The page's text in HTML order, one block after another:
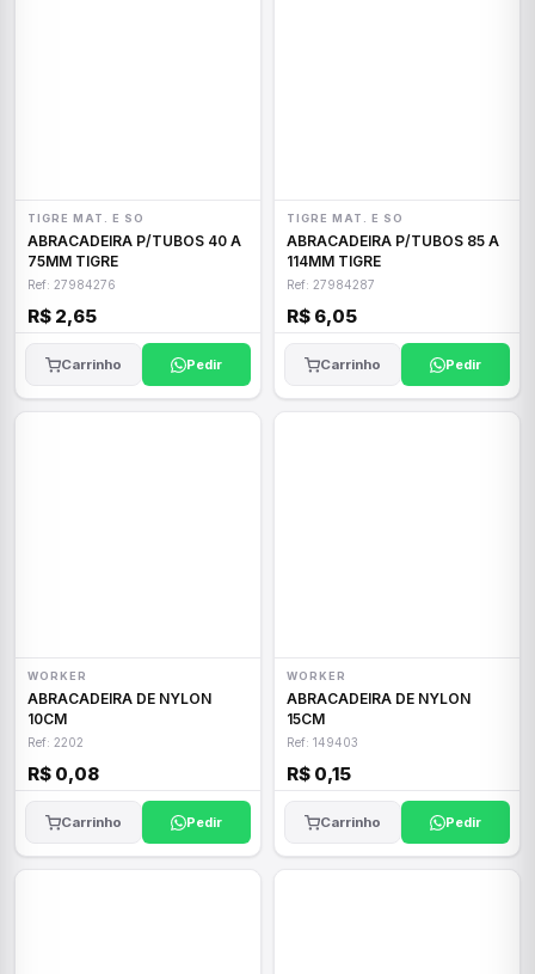
TIGRE MAT. E SO
ABRACADEIRA P/TUBOS 40 A
75MM TIGRE
Ref: 27984276
R$ 2,65
Carrinho Pedir
TIGRE MAT. E SO
ABRACADEIRA P/TUBOS 85 A
114MM TIGRE
Ref: 27984287
R$ 6,05
Carrinho Pedir
WORKER
ABRACADEIRA DE NYLON
10CM
Ref: 2202
R$ 0,08
Carrinho Pedir
WORKER
ABRACADEIRA DE NYLON
15CM
Ref: 149403
R$ 0,15
Carrinho Pedir